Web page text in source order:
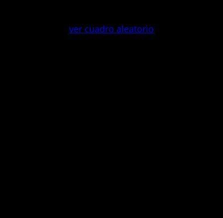
ver cuadro aleatorio